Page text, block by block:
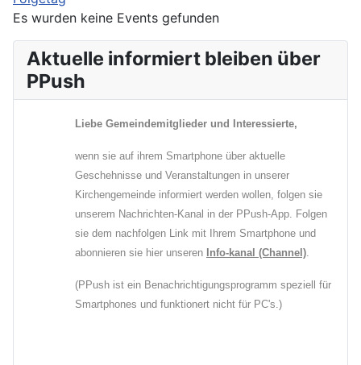
Es wurden keine Events gefunden
Aktuelle informiert bleiben über
PPush
Liebe Gemeindemitglieder und Interessierte,
wenn sie auf ihrem Smartphone über aktuelle
Geschehnisse und Veranstaltungen in unserer
Kirchengemeinde informiert werden wollen, folgen sie
unserem Nachrichten-Kanal in der PPush-App. Folgen
sie dem nachfolgen Link mit Ihrem Smartphone und
abonnieren sie hier unseren Info-kanal (Channel).
(PPush ist ein Benachrichtigungsprogramm speziell für
Smartphones und funktionert nicht für PC's.)